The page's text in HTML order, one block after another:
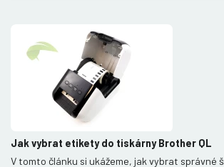
Jak vybrat etikety do tiskárny Brother QL
V tomto článku si ukážeme, jak vybrat správné